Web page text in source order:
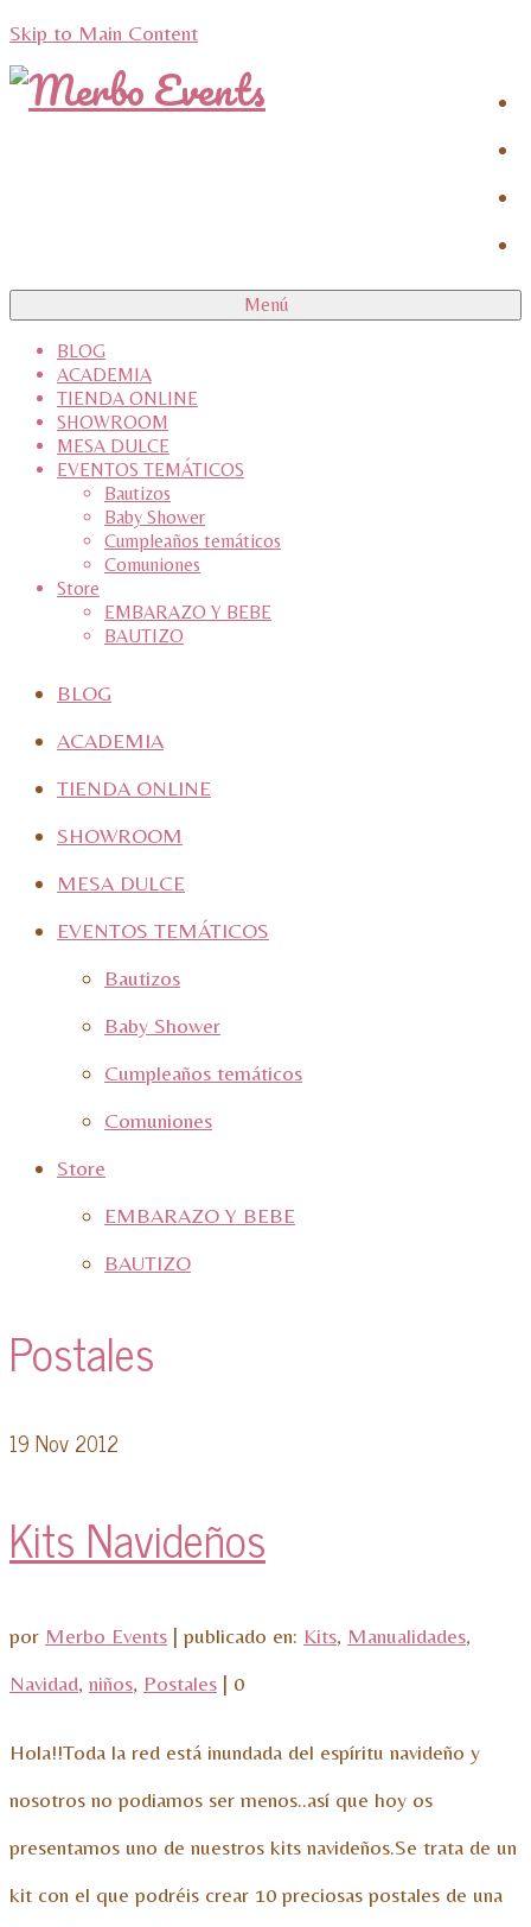
Skip to Main Content
Menú
BLOG
ACADEMIA
TIENDA ONLINE
SHOWROOM
MESA DULCE
EVENTOS TEMÁTICOS
Bautizos
Baby Shower
Cumpleaños temáticos
Comuniones
Store
EMBARAZO Y BEBE
BAUTIZO
BLOG
ACADEMIA
TIENDA ONLINE
SHOWROOM
MESA DULCE
EVENTOS TEMÁTICOS
Bautizos
Baby Shower
Cumpleaños temáticos
Comuniones
Store
EMBARAZO Y BEBE
BAUTIZO
Postales
19 Nov 2012
Kits Navideños
por Merbo Events | publicado en: Kits, Manualidades,
Navidad, niños, Postales | 0
Hola!!Toda la red está inundada del espíritu navideño y
nosotros no podiamos ser menos..así que hoy os
presentamos uno de nuestros kits navideños.Se trata de un
kit con el que podréis crear 10 preciosas postales de una